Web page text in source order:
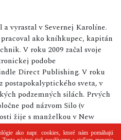
a vyrastal v Severnej Karolíne.
ako kníhkupec, kapitán
V roku 2009 začal svoje
podobe
Direct Publishing. V roku
postapokalyptického sveta, v
podzemných silách. Prvých
pod názvom Silo (v
žije s manželkou v New